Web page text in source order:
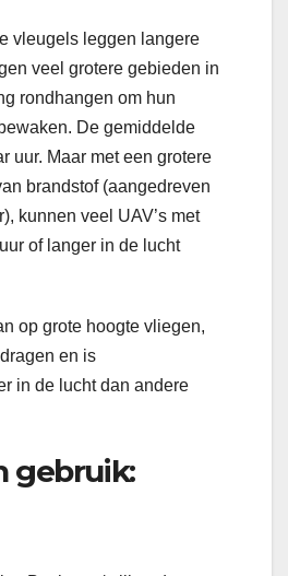
vleugels leggen langere
veel grotere gebieden in
rondhangen om hun
De gemiddelde
uur. Maar met een grotere
brandstof (aangedreven
kunnen veel UAV’s met
of langer in de lucht
op grote hoogte vliegen,
en is
in de lucht dan andere
gebruik: